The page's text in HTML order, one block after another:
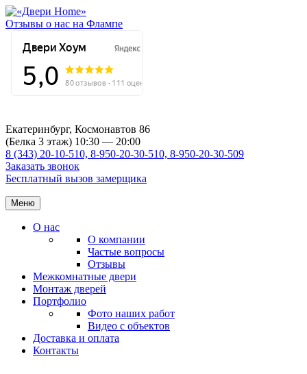
Отзывы о нас на Флампе
Екатеринбург, Космонавтов 86
(Белка 3 этаж) 10:30 — 20:00
8 (343) 20-10-510, 8-950-20-30-510, 8-950-20-30-509
Заказать звонок
Бесплатный вызов замерщика
Меню
О нас
О компании
Частые вопросы
Отзывы
Межкомнатные двери
Монтаж дверей
Портфолио
Фото наших работ
Видео с объектов
Доставка и оплата
Контакты